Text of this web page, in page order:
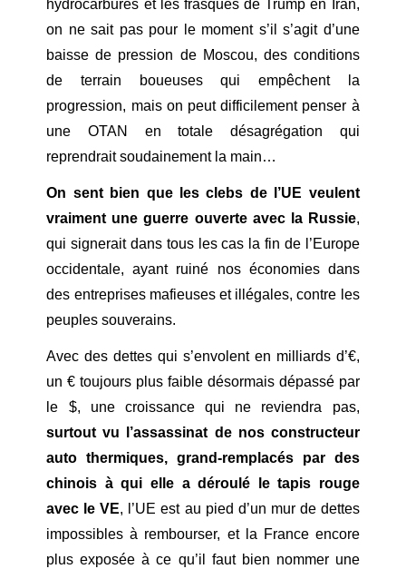
hydrocarbures et les frasques de Trump en Iran,
on ne sait pas pour le moment s’il s’agit d’une
baisse de pression de Moscou, des conditions
de terrain boueuses qui empêchent la
progression, mais on peut difficilement penser à
une OTAN en totale désagrégation qui
reprendrait soudainement la main…
On sent bien que les clebs de l’UE veulent
vraiment une guerre ouverte avec la Russie,
qui signerait dans tous les cas la fin de l’Europe
occidentale, ayant ruiné nos économies dans
des entreprises mafieuses et illégales, contre les
peuples souverains.
Avec des dettes qui s’envolent en milliards d’€,
un € toujours plus faible désormais dépassé par
le $, une croissance qui ne reviendra pas,
surtout vu l’assassinat de nos constructeur
auto thermiques, grand-remplacés par des
chinois à qui elle a déroulé le tapis rouge
avec le VE, l’UE est au pied d’un mur de dettes
impossibles à rembourser, et la France encore
plus exposée à ce qu’il faut bien nommer une